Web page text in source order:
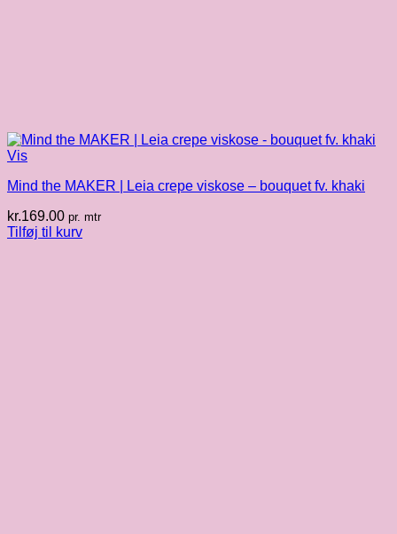
Vis
Mind the MAKER | Leia crepe viskose – bouquet fv. khaki
kr.169.00 pr. mtr
Tilføj til kurv